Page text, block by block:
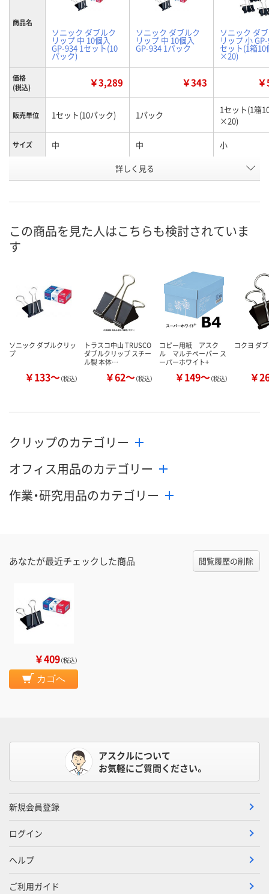
商品名
ソニック ダブルク
リップ 中 10個入
GP-934 1セット(10
パック)
ソニック ダブルク
リップ 中 10個入
GP-934 1パック
ソニック ダ
リップ 小
セット(1箱10
×20)
価格
(税込)
￥3,289 ￥343
販売単位 1セット(10パック) 1パック
1セット(1箱
×20)
サイズ 中 中 小
RR52061 EH23087
お届け日 8月8日（土） 8月8日（土）
ついてご連絡
カゴへ カゴへ
数量
カ
詳しく見る
この商品を見た人はこちらも検討されていま
す
ソニック ダブルクリッ
プ
￥133～（税込）
トラスコ中山 TRUSCO
ダブルクリップ スチー
ル製 本体…
￥62～（税込）
コピー用紙 アスク
ル マルチペーパー ス
ーパーホワイト+
￥149～（税込）
コクヨ ダ
￥
クリップのカテゴリー
オフィス用品のカテゴリー
作業・研究用品のカテゴリー
あなたが最近チェックした商品 閲覧履歴の削除
￥409（税込）
カゴへ
アスクルについて
お気軽にご質問ください。
新規会員登録
ログイン
ヘルプ
ご利用ガイド